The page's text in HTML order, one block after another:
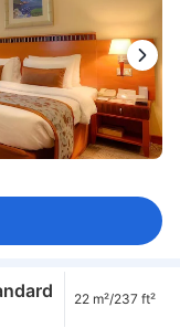
22 m²/237 ft²